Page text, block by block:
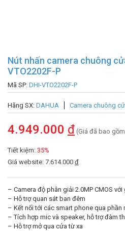
Nút nhấn camera chuông
VTO2202F-P
Mã SP: DHI-VTO2202F-P
Hãng SX: DAHUA Camera chuông
4.949.000 đ (Giá đã bao
Tiết kiệm: 35%
Giá website: 7.614.000 đ
– Camera độ phân giải 2.0MP CMOS
– Hỗ trợ quan sát ban đêm
– Kết nối tới các smart phone qua phần
– Tích hợp mic và speaker, hỗ trợ đàm
– Hỗ trợ mở qua cửa từ xa